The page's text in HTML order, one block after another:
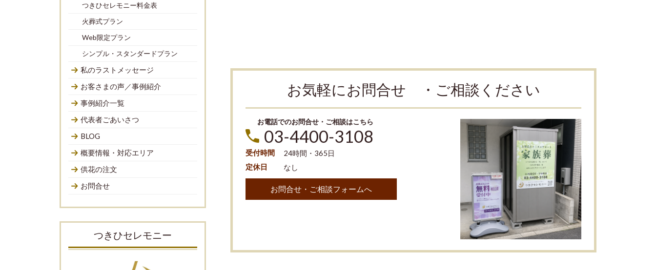
お気軽にお問合せ ・ご相談ください
お電話でのお問合せ・ご相談はこちら
03-4400-3108
受付時間
24時間・365日
定休日
なし
お問合せ・ご相談フォームへ
つきひセレモニー料金表
火葬式プラン
Web限定プラン
シンプル・スタンダードプラン
私のラストメッセージ
お客さまの声／事例紹介
事例紹介一覧
代表者ごあいさつ
BLOG
概要情報・対応エリア
供花の注文
お問合せ
つきひセレモニー